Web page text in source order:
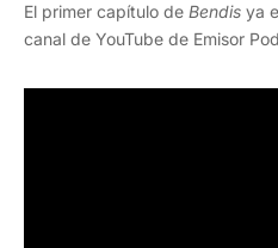
El primer capítulo de Bendis ya
canal de YouTube de Emisor